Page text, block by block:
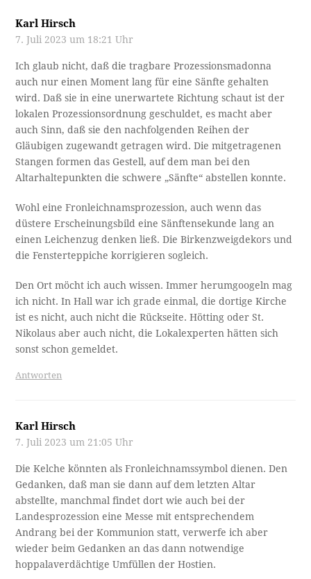
Karl Hirsch
7. Juli 2023 um 18:21 Uhr
Ich glaub nicht, daß die tragbare Prozessionsmadonna
auch nur einen Moment lang für eine Sänfte gehalten
wird. Daß sie in eine unerwartete Richtung schaut ist der
lokalen Prozessionsordnung geschuldet, es macht aber
auch Sinn, daß sie den nachfolgenden Reihen der
Gläubigen zugewandt getragen wird. Die mitgetragenen
Stangen formen das Gestell, auf dem man bei den
Altarhaltepunkten die schwere „Sänfte“ abstellen konnte.
Wohl eine Fronleichnamsprozession, auch wenn das
düstere Erscheinungsbild eine Sänftensekunde lang an
einen Leichenzug denken ließ. Die Birkenzweigdekors und
die Fensterteppiche korrigieren sogleich.
Den Ort möcht ich auch wissen. Immer herumgoogeln mag
ich nicht. In Hall war ich grade einmal, die dortige Kirche
ist es nicht, auch nicht die Rückseite. Hötting oder St.
Nikolaus aber auch nicht, die Lokalexperten hätten sich
sonst schon gemeldet.
Antworten
Karl Hirsch
7. Juli 2023 um 21:05 Uhr
Die Kelche könnten als Fronleichnamssymbol dienen. Den
Gedanken, daß man sie dann auf dem letzten Altar
abstellte, manchmal findet dort wie auch bei der
Landesprozession eine Messe mit entsprechendem
Andrang bei der Kommunion statt, verwerfe ich aber
wieder beim Gedanken an das dann notwendige
hoppalaverdächtige Umfüllen der Hostien.